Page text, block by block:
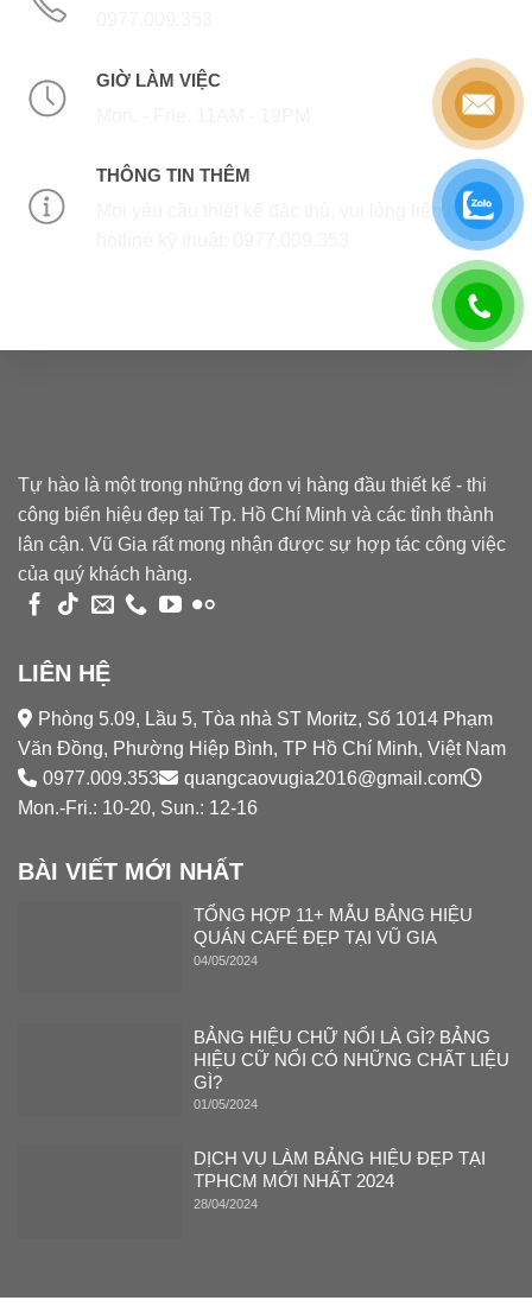
GIỜ LÀM VIỆC
THÔNG TIN THÊM
Mọi yêu cầu thiết kế đặc thù, vui lòng liên hệ
Tự hào là một trong những đơn vị hàng đầu thiết kế - thi
công biển hiệu đẹp tại Tp. Hồ Chí Minh và các tỉnh thành
lân cận. Vũ Gia rất mong nhận được sự hợp tác công việc
của quý khách hàng.
LIÊN HỆ
Phòng 5.09, Lầu 5, Tòa nhà ST Moritz, Số 1014 Phạm
Văn Đồng, Phường Hiệp Bình, TP Hồ Chí Minh, Việt Nam
0977.009.353
quangcaovugia2016@gmail.com
Mon.-Fri.: 10-20, Sun.: 12-16
BÀI VIẾT MỚI NHẤT
TỔNG HỢP 11+ MẪU BẢNG HIỆU
QUÁN CAFÉ ĐẸP TẠI VŨ GIA
04/05/2024
BẢNG HIỆU CHỮ NỔI LÀ GÌ? BẢNG
HIỆU CỮ NỔI CÓ NHỮNG CHẤT LIỆU
GÌ?
01/05/2024
DỊCH VỤ LÀM BẢNG HIỆU ĐẸP TẠI
TPHCM MỚI NHẤT 2024
28/04/2024